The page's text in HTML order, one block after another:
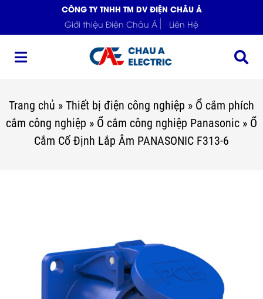
CÔNG TY TNHH TM DV ĐIỆN CHÂU Á
Giới thiệu Điện Châu Á
Liên Hệ
Trang chủ » Thiết bị điện công nghiệp » Ổ cắm phích
cắm công nghiệp » Ổ cắm công nghiệp Panasonic » Ổ
Cắm Cố Định Lắp Âm PANASONIC F313-6